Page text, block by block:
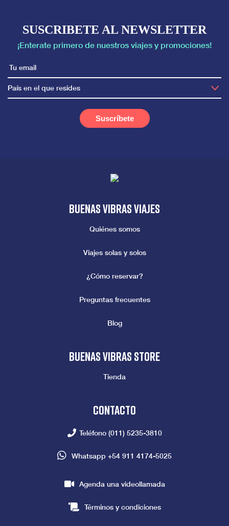
SUSCRIBETE AL NEWSLETTER
¡Enterate primero de nuestros viajes y promociones!
País en el que resides
Buenas vibras viajes
Quiénes somos
Viajes solas y solos
¿Cómo reservar?
Preguntas frecuentes
Blog
Buenas vibras store
Tienda
Contacto
Teléfono (011) 5235-3810
Whatsapp +54 911 4174-5025
Agenda una videollamada
Términos y condiciones